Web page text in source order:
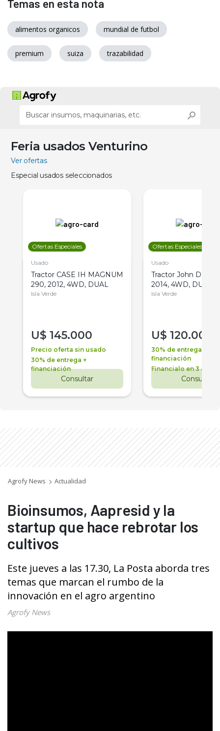
Temas en esta nota
alimentos organicos mundial de futbol
premium suiza trazabilidad
Feria usados Venturino
Ver ofertas
Especial usados seleccionados
Ofertas Especiales
Usado
Tractor CASE IH MAGNUM
290, 2012, 4WD, DUAL
Isla Verde
U$ 145.000
Precio oferta sin usado
30% de entrega +
financiación
Consultar
Ofertas Especiales
Usado
Tractor John Deere
2014, 4WD, DUAL
Isla Verde
U$ 120.000
30% de entrega +
financiación
Financialo en 3 años
Consultar
Agrofy News Actualidad
Bioinsumos, Aapresid y la
startup que hace rebrotar los
cultivos
Este jueves a las 17.30, La Posta aborda tres
temas que marcan el rumbo de la
innovación en el agro argentino
Agrofy News